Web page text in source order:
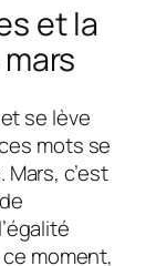
et la
se lève
mots se
c’est
moment,